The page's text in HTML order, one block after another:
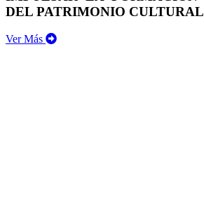
DEL PATRIMONIO CULTURAL
Ver Más